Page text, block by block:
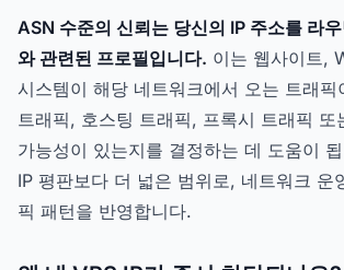
ASN 수준의 신뢰는 당신의 IP 주소를 라
와 관련된 프로필입니다. 이는 웹사이트,
시스템이 해당 네트워크에서 오는 트래픽
트래픽, 호스팅 트래픽, 프록시 트래픽 또
가능성이 있는지를 결정하는 데 도움이
IP 평판보다 더 넓은 범위로, 네트워크 운
픽 패턴을 반영합니다.